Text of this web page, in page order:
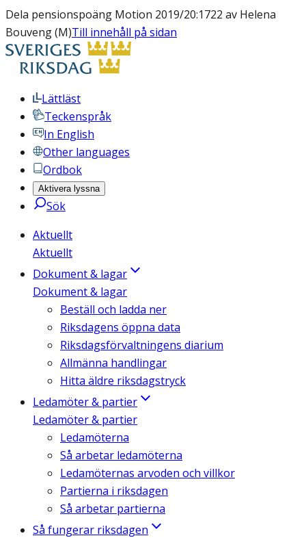
Dela pensionspoäng Motion 2019/20:1722 av Helena
Bouveng (M)Till innehåll på sidan
Lättläst
Teckenspråk
In English
Other languages
Ordbok
Aktivera lyssna
Sök
Aktuellt
Aktuellt
Dokument & lagar
Dokument & lagar
Beställ och ladda ner
Riksdagens öppna data
Riksdagsförvaltningens diarium
Allmänna handlingar
Hitta äldre riksdagstryck
Ledamöter & partier
Ledamöter & partier
Ledamöterna
Så arbetar ledamöterna
Ledamöternas arvoden och villkor
Partierna i riksdagen
Så arbetar partierna
Så fungerar riksdagen